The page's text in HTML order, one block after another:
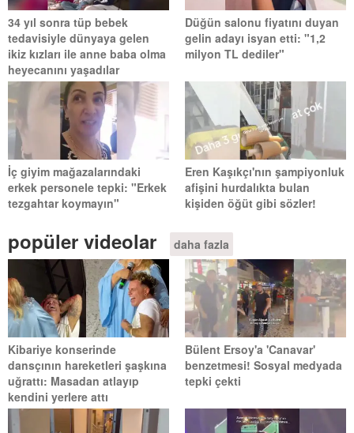
34 yıl sonra tüp bebek
tedavisiyle dünyaya gelen
ikiz kızları ile anne baba olma
heyecanını yaşadılar
Düğün salonu fiyatını duyan
gelin adayı isyan etti: "1,2
milyon TL dediler"
İç giyim mağazalarındaki
erkek personele tepki: "Erkek
tezgahtar koymayın"
Eren Kaşıkçı'nın şampiyonluk
afişini hurdalıkta bulan
kişiden öğüt gibi sözler!
popüler videolar daha fazla
Kibariye konserinde
dansçının hareketleri şaşkına
uğrattı: Masadan atlayıp
kendini yerlere attı
Bülent Ersoy'a 'Canavar'
benzetmesi! Sosyal medyada
tepki çekti